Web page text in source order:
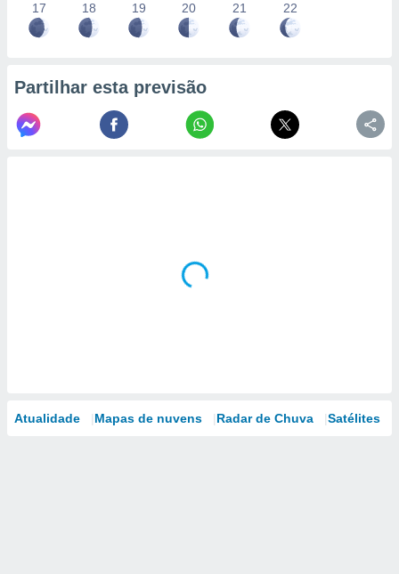
17 18 19 20 21 22
Partilhar esta previsão
Atualidade Mapas de nuvens Radar de Chuva Satélites